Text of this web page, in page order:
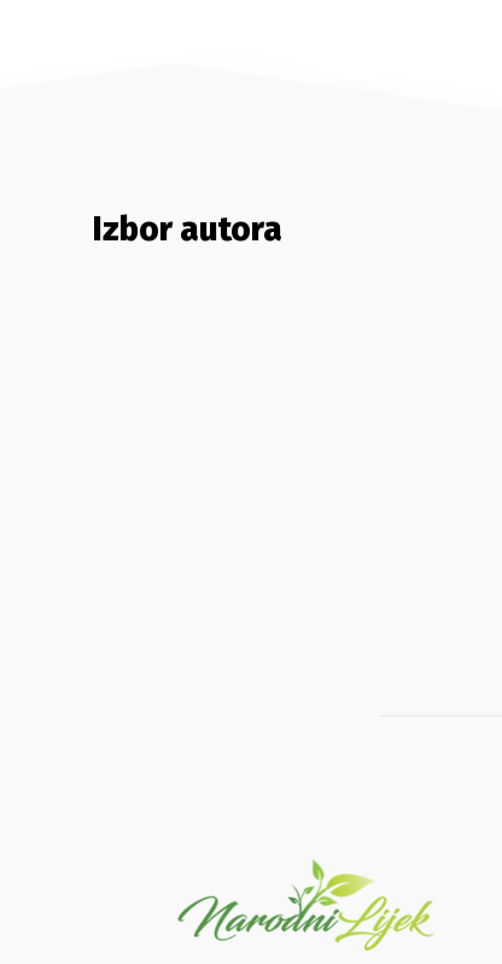
Izbor autora